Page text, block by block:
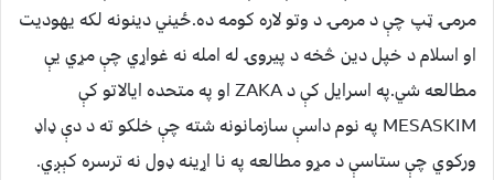
مرمۍ ټپ چې د مرمۍ د وتو لاره کومه ده.ځيني دینونه لکه یهودیت
او اسلام د خپل دین څخه د پیروۍ له امله نه غواړي چې مړي یې
مطالعه شي.په اسرایل کې د ZAKA او په متحده ایالاتو کې
MESASKIM په نوم داسې سازمانونه شته چې خلکو ته د دې ډاډ
ورکوي چې ستاسې د مړو مطالعه په نا اړینه ډول نه ترسره کېږي.